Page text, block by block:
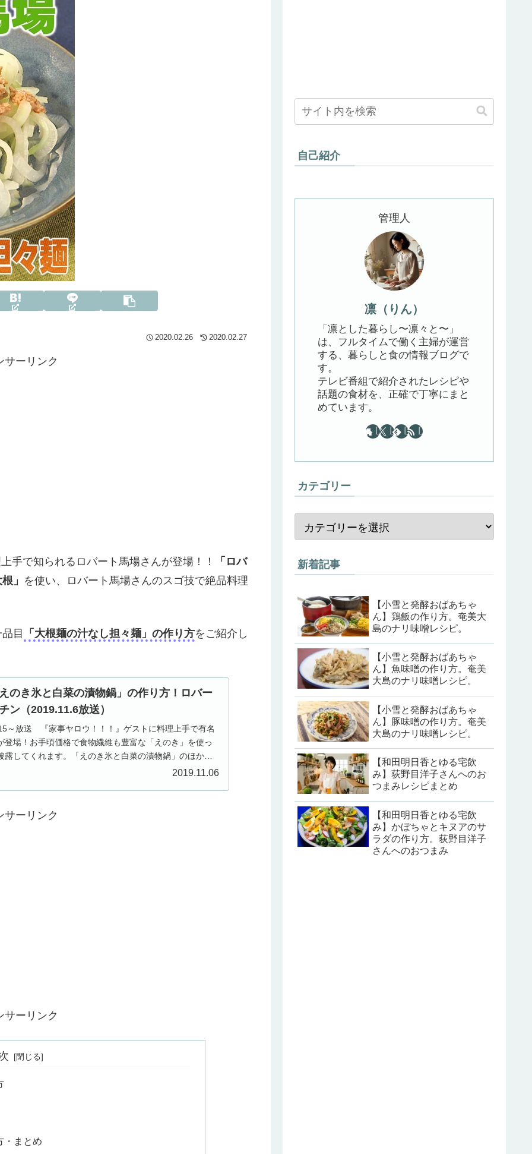
2020.02.26 2020.02.27
サーリンク
手で知られるロバート馬場さんが登場！！
「ロバ
」 を使い、ロバート馬場さんのスゴ技で絶品料理
目 「大根麺の汁なし担々麺」の作り方をご紹介し
のき氷と白菜の漬物鍋」の作り方！ロバー
ン（2019.11.6放送）
放送 『家事ヤロウ！！！』ゲストに料理上手で有名
登場！お手頃価格で食物繊維も豊富な「えのき」を使っ
露してくれます。「えのき氷と白菜の漬物鍋」のほかに
2019.11.06
サーリンク
サーリンク
・まとめ
自己紹介
管理人
凛（りん）
「凛とした暮らし〜凛々と〜」
は、フルタイムで働く主婦が運営
する、暮らしと食の情報ブログで
す。
テレビ番組で紹介されたレシピや
話題の食材を、正確で丁寧にまと
めています。
カテゴリー
新着記事
【小雪と発酵おばあちゃ
ん】鶏飯の作り方。奄美大
島のナリ味噌レシピ。
【小雪と発酵おばあちゃ
ん】魚味噌の作り方。奄美
大島のナリ味噌レシピ。
【小雪と発酵おばあちゃ
ん】豚味噌の作り方。奄美
大島のナリ味噌レシピ。
【和田明日香とゆる宅飲
み】荻野目洋子さんへのお
つまみレシピまとめ
【和田明日香とゆる宅飲
み】かぼちゃとキヌアのサ
ラダの作り方。荻野目洋子
さんへのおつまみ